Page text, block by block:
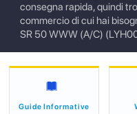
consegna rapida, quindi
commercio di cui hai
SR 50 WWW (A/C)
Guide Informative